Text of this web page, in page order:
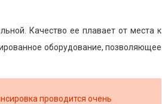
Качество ее плавает от места к
оборудование, позволяющее
проводится очень